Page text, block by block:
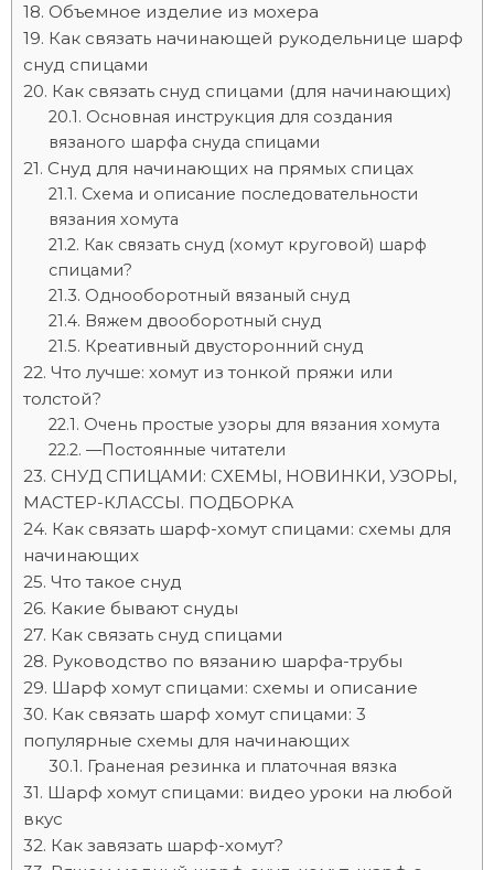
Объемное изделие из мохера
Как связать начинающей рукодельнице шарф
снуд спицами
Как связать снуд спицами (для начинающих)
Основная инструкция для создания
вязаного шарфа снуда спицами
Снуд для начинающих на прямых спицах
Схема и описание последовательности
вязания хомута
Как связать снуд (хомут круговой) шарф
спицами?
Однооборотный вязаный снуд
Вяжем двооборотный снуд
Креативный двусторонний снуд
Что лучше: хомут из тонкой пряжи или
толстой?
Очень простые узоры для вязания хомута
—Постоянные читатели
СНУД СПИЦАМИ: СХЕМЫ, НОВИНКИ, УЗОРЫ,
МАСТЕР-КЛАССЫ. ПОДБОРКА
Как связать шарф-хомут спицами: схемы для
начинающих
Что такое снуд
Какие бывают снуды
Как связать снуд спицами
Руководство по вязанию шарфа-трубы
Шарф хомут спицами: схемы и описание
Как связать шарф хомут спицами: 3
популярные схемы для начинающих
Граненая резинка и платочная вязка
Шарф хомут спицами: видео уроки на любой
вкус
Как завязать шарф-хомут?